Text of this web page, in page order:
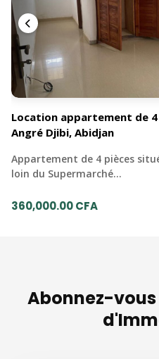
Location appartement de 4
Angré Djibi, Abidjan
Appartement de 4 pièces
loin du Supermarché…
360,000.00 CFA
Abonnez-